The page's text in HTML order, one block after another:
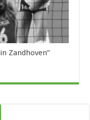
Zandhoven”